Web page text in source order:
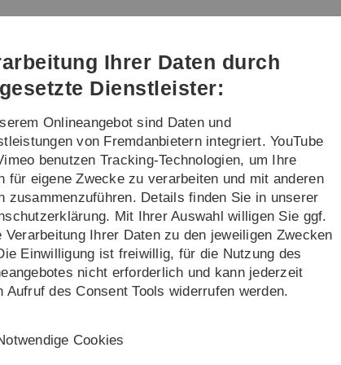
Direkt
Direkt
Direkt
(Sprache,
Drucken,
Social
Direkt
Direkt
Travel, Accommodation About ECEM
Students(incl. PhD students)
Ihrer Daten durch
Dienstleister:
Onlineangebot sind Daten und
von Fremdanbietern integriert. YouTube
benutzen Tracking-Technologien, um Ihre
für eigene Zwecke zu verarbeiten und mit anderen
zusammenzuführen. Details finden Sie in unserer
Mit Ihrer Auswahl willigen Sie ggf.
Verarbeitung Ihrer Daten zu den jeweiligen Zwecken
Einwilligung ist freiwillig, für die Nutzung des
nicht erforderlich und kann jederzeit
Aufruf des Consent Tools widerrufen werden.
Cookies